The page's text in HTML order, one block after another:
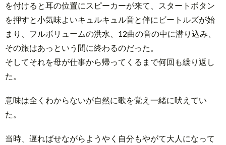
を付けると耳の位置にスピーカーが来て、スタートボタン
を押すと小気味よいキュルキュル音と伴にビートルズが始
まり、フルボリュームの洪水、12曲の音の中に潜り込み、
その旅はあっという間に終わるのだった。
そしてそれを母が仕事から帰ってくるまで何回も繰り返し
た。
意味は全くわからないが自然に歌を覚え一緒に吠えてい
た。
当時、遅ればせながらようやく自分もやがて大人になって